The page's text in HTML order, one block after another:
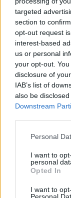
targeted
section to
opt-out request
interest-based
us or personal
your opt-out.
disclosure of
IAB’s list of
also be
Downstream
Personal
I want to
personal
Opted In
I want to
1998
A Ravasz, az Agy